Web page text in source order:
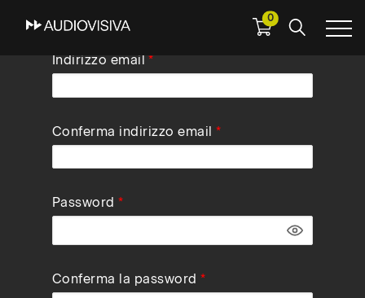
0
Indirizzo email
Conferma indirizzo email
Password
Conferma la password